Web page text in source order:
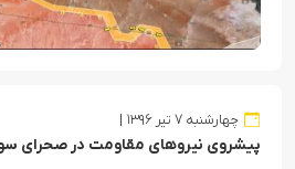
چهارشنبه ۷ تیر ۱۳۹۶
پیشروی نیروهای مقاومت در صحرای